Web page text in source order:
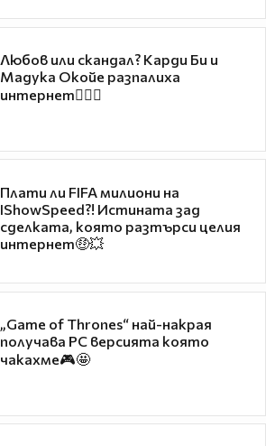
Любов или скандал? Карди Би и
Мадука Окойе разпалиха
интернет❤️‍🔥🔥
Плати ли FIFA милиони на
IShowSpeed?! Истината зад
сделката, която разтърси целия
интернет🤑💥
„Game of Thrones“ най-накрая
получава PC версията която
чакахме🎮🤩